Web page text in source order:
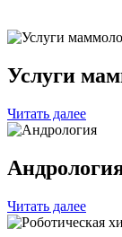
Услуги
Читать далее
Читать далее